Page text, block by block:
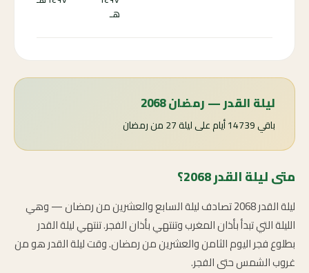
هـ
ليلة القدر — رمضان 2068
باقي 14739 أيام على ليلة 27 من رمضان
متى ليلة القدر 2068؟
ليلة القدر 2068 تصادف ليلة السابع والعشرين من رمضان — وهي
الليلة التي تبدأ بأذان المغرب وتنتهي بأذان الفجر. تنتهي ليلة القدر
بطلوع فجر اليوم الثامن والعشرين من رمضان. وقت ليلة القدر هو من
غروب الشمس حتى الفجر.